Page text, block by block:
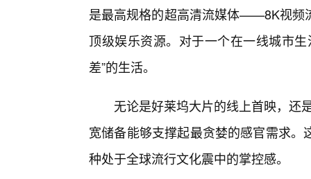
是最高规格的超高清流媒体——8K视频
顶级娱乐资源。对于一个在一线城市
差”的生活。
无论是好莱坞大片的线上首映，还
宽储备能够支撑起最贪婪的感官需求
种处于全球流行文化震中的掌控感。